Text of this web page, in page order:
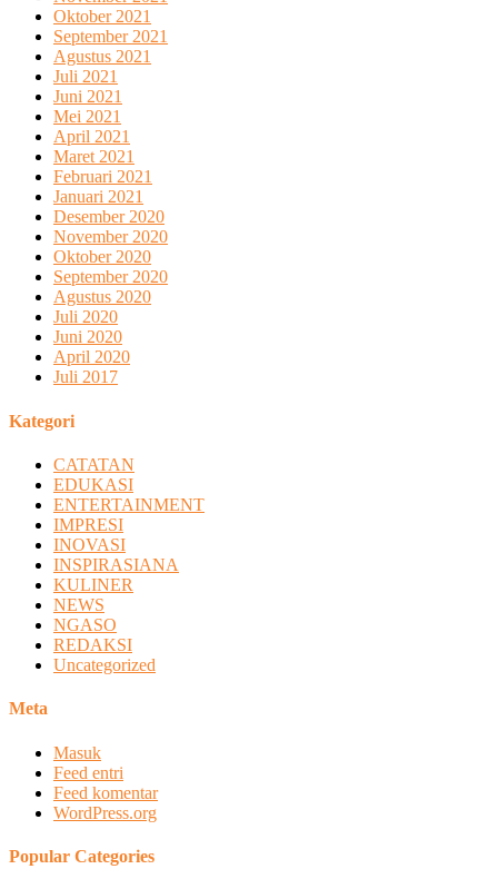
Oktober 2021
September 2021
Agustus 2021
Juli 2021
Juni 2021
Mei 2021
April 2021
Maret 2021
Februari 2021
Januari 2021
Desember 2020
November 2020
Oktober 2020
September 2020
Agustus 2020
Juli 2020
Juni 2020
April 2020
Juli 2017
Kategori
CATATAN
EDUKASI
ENTERTAINMENT
IMPRESI
INOVASI
INSPIRASIANA
KULINER
NEWS
NGASO
REDAKSI
Uncategorized
Meta
Masuk
Feed entri
Feed komentar
WordPress.org
Popular Categories